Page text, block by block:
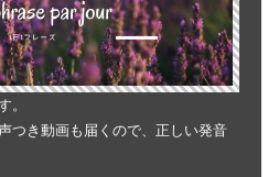
。
つき動画も届くので、正しい発音